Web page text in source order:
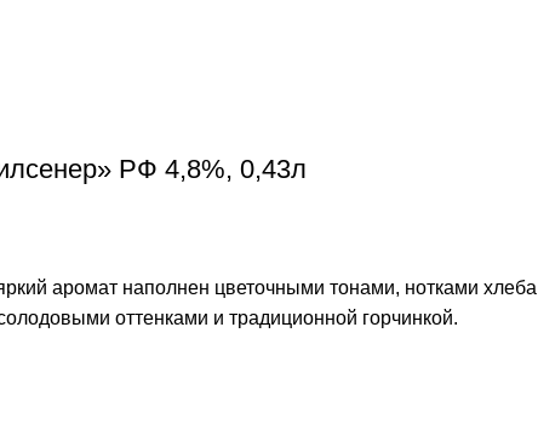
РФ 4,8%, 0,43л
аромат наполнен цветочными тонами, нотками
оттенками и традиционной горчинкой.